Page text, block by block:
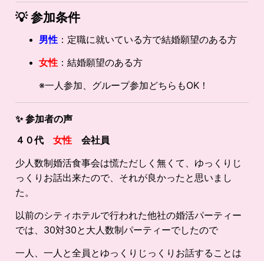
💡参加条件
男性 ：定職に就いている方で結婚願望のある方
女性 ：結婚願望のある方
※一人参加、グループ参加どちらもOK！
✨参加者の声
４０代 女性 会社員
少人数制婚活食事会は慌ただしく無くて、ゆっくりじ
っくりお話出来たので、それが良かったと思いまし
た。
以前のシティホテルで行われた他社の婚活パーティー
では、30対30と大人数制パーティーでしたので
一人、一人と全員とゆっくりじっくりお話することは